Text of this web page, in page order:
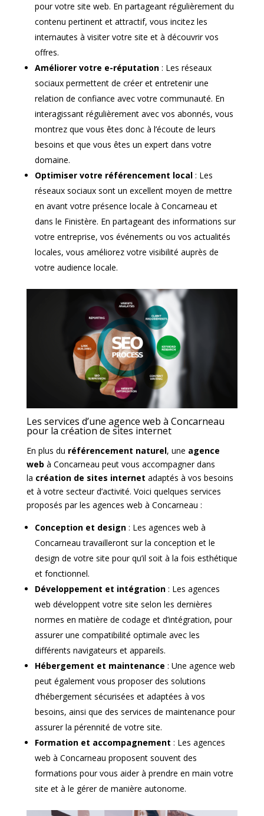
pour votre site web. En partageant régulièrement du
contenu pertinent et attractif, vous incitez les
internautes à visiter votre site et à découvrir vos
offres.
Améliorer votre e-réputation: Les réseaux
sociaux permettent de créer et entretenir une
relation de confiance avec votre communauté. En
interagissant régulièrement avec vos abonnés, vous
montrez que vous êtes donc à l’écoute de leurs
besoins et que vous êtes un expert dans votre
domaine.
Optimiser votre référencement local: Les
réseaux sociaux sont un excellent moyen de mettre
en avant votre présence locale à Concarneau et
dans le Finistère. En partageant des informations sur
votre entreprise, vos événements ou vos actualités
locales, vous améliorez votre visibilité auprès de
votre audience locale.
Les services d’une agence web à Concarneau
pour la création de sites internet
En plus du référencement naturel, une agence
web à Concarneau peut vous accompagner dans
la création de sites internet adaptés à vos besoins
et à votre secteur d’activité. Voici quelques services
proposés par les agences web à Concarneau :
Conception et design: Les agences web à
Concarneau travailleront sur la conception et le
design de votre site pour qu’il soit à la fois esthétique
et fonctionnel.
Développement et intégration: Les agences
web développent votre site selon les dernières
normes en matière de codage et d’intégration, pour
assurer une compatibilité optimale avec les
différents navigateurs et appareils.
Hébergement et maintenance : Une agence web
peut également vous proposer des solutions
d’hébergement sécurisées et adaptées à vos
besoins, ainsi que des services de maintenance pour
assurer la pérennité de votre site.
Formation et accompagnement : Les agences
web à Concarneau proposent souvent des
formations pour vous aider à prendre en main votre
site et à le gérer de manière autonome.